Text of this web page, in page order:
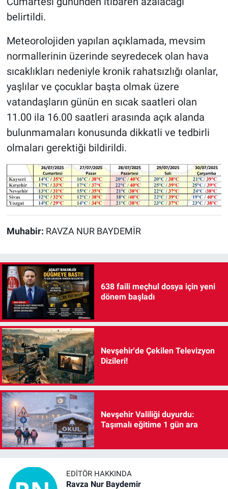
belirtildi.
Meteorolojiden yapılan açıklamada, mevsim
normallerinin üzerinde seyredecek olan hava
sıcaklıkları nedeniyle kronik rahatsızlığı olanlar,
yaşlılar ve çocuklar başta olmak üzere
vatandaşların günün en sıcak saatleri olan
11.00 ila 16.00 saatleri arasında açık alanda
bulunmamaları konusunda dikkatli ve tedbirli
olmaları gerektiği bildirildi.
Muhabir: RAVZA NUR BAYDEMİR
638 faili meçhul dosya için yeni
dönem başladı
Nevşehir'de Çekilen Televizyon
Dizileri!
Nevşehir Valiliği duyurdu:
Taşımalı eğitime 1 gün ara
EDITÖR HAKKINDA
Ravza Nur Baydemir